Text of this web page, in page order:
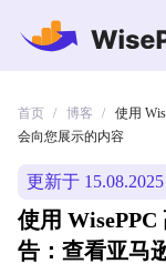
首页 / 博客 /
使用
会向您展示的内容
更新于 15.08.2025
使用
告：查看亚马